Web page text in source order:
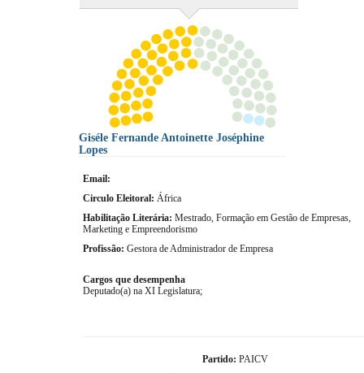
Giséle Fernande Antoinette Joséphine
Lopes
Email:
Circulo Eleitoral: África
Habilitação Literária: Mestrado, Formação em Gestão de Empresas,
Marketing e Empreendorismo
Profissão: Gestora de Administrador de Empresa
Cargos que desempenha
Deputado(a) na XI Legislatura;
Partido: PAICV